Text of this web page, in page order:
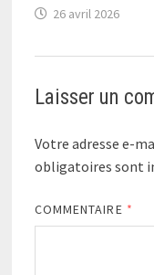
26 avril 2026
Laisser un
Votre adresse e-
obligatoires sont
COMMENTAIRE *